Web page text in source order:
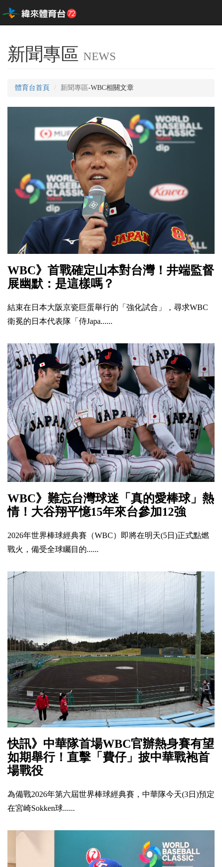
新聞專區 NEWS
體育台首頁 新聞專區-WBC相關文章
WBC》首戰確定山本對台灣！井端監督
展幽默：是這樣嗎？
結束在日本大阪京瓷巨蛋舉行的「強化試合」，尋求WBC
衛冕的日本代表隊「侍Japa......
WBC》難忘台灣球迷「真的愛棒球」熱
情！大谷翔平憶15年來台參加12強
2026年世界棒球經典賽（WBC）即將在明天(5日)正式點燃
戰火，備受全球矚目的......
快訊》中華隊首場WBC官辦熱身賽有望
如期舉行！直擊「費仔」披中華戰袍首
場戰役
為備戰2026年第六屆世界棒球經典賽，中華隊今天(3日)預定
在宮崎Sokken球......